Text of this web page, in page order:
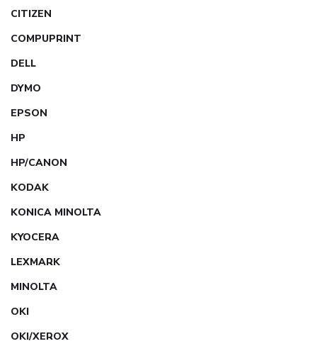
CITIZEN
COMPUPRINT
DELL
DYMO
EPSON
HP
HP/CANON
KODAK
KONICA MINOLTA
KYOCERA
LEXMARK
MINOLTA
OKI
OKI/XEROX